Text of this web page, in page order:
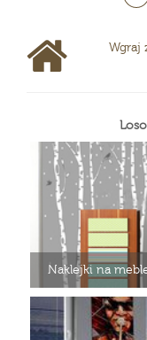
Wgraj
Naklejki na